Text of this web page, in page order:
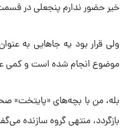
خیر حضور ندارم پنجعلی در قسمت ۶ فوت
ولی قرار بود یه جاهایی به
موضوع انجام شده است و کمی عم
بله، من با بچه‌های «پایتخت»
بازگردد، منتهی گروه سازنده